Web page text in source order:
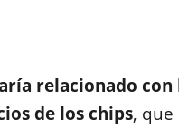
relacionado con
de los chips, que